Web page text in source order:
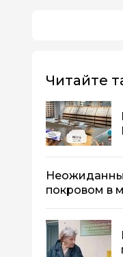
Читайте
покровом в